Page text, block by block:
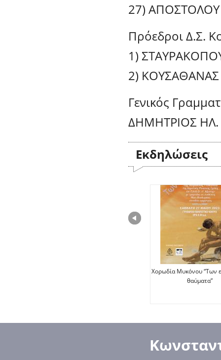
27)
Πρόεδροι Δ.Σ.
1)
2) ΚΟΥΣΑΘΑΝΑΣ
Γενικός
ΔΗΜΗΤΡΙΟΣ
Εκδηλώσεις
Χορωδία Μυκόνου “Των
θαύματα”